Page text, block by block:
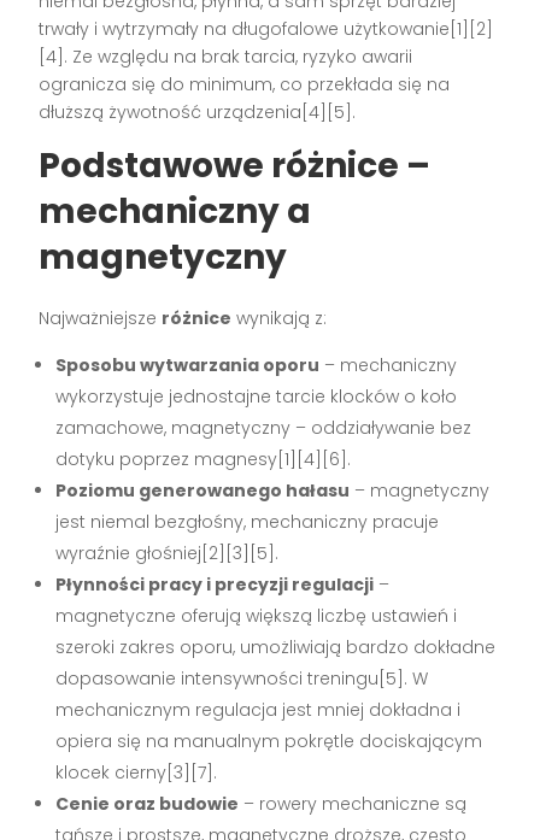
trwały i wytrzymały na długofalowe użytkowanie[1][2]
[4]. Ze względu na brak tarcia, ryzyko awarii
ogranicza się do minimum, co przekłada się na
dłuższą żywotność urządzenia[4][5].
Podstawowe różnice –
mechaniczny a
magnetyczny
Najważniejsze różnice wynikają z:
Sposobu wytwarzania oporu – mechaniczny
wykorzystuje jednostajne tarcie klocków o koło
zamachowe, magnetyczny – oddziaływanie bez
dotyku poprzez magnesy[1][4][6].
Poziomu generowanego hałasu – magnetyczny
jest niemal bezgłośny, mechaniczny pracuje
wyraźnie głośniej[2][3][5].
Płynności pracy i precyzji regulacji –
magnetyczne oferują większą liczbę ustawień i
szeroki zakres oporu, umożliwiają bardzo dokładne
dopasowanie intensywności treningu[5]. W
mechanicznym regulacja jest mniej dokładna i
opiera się na manualnym pokrętle dociskającym
klocek cierny[3][7].
Cenie oraz budowie – rowery mechaniczne są
tańsze i prostsze, magnetyczne droższe, często